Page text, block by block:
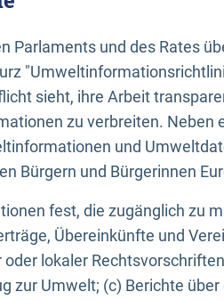
Parlaments und des Rates
sieht, ihre Arbeit
zu verbreiten. Neben
und
Bürgern und Bürgerinnen
fest, die zugänglich zu
Übereinkünfte und
lokaler
zur Umwelt; (c) Berichte